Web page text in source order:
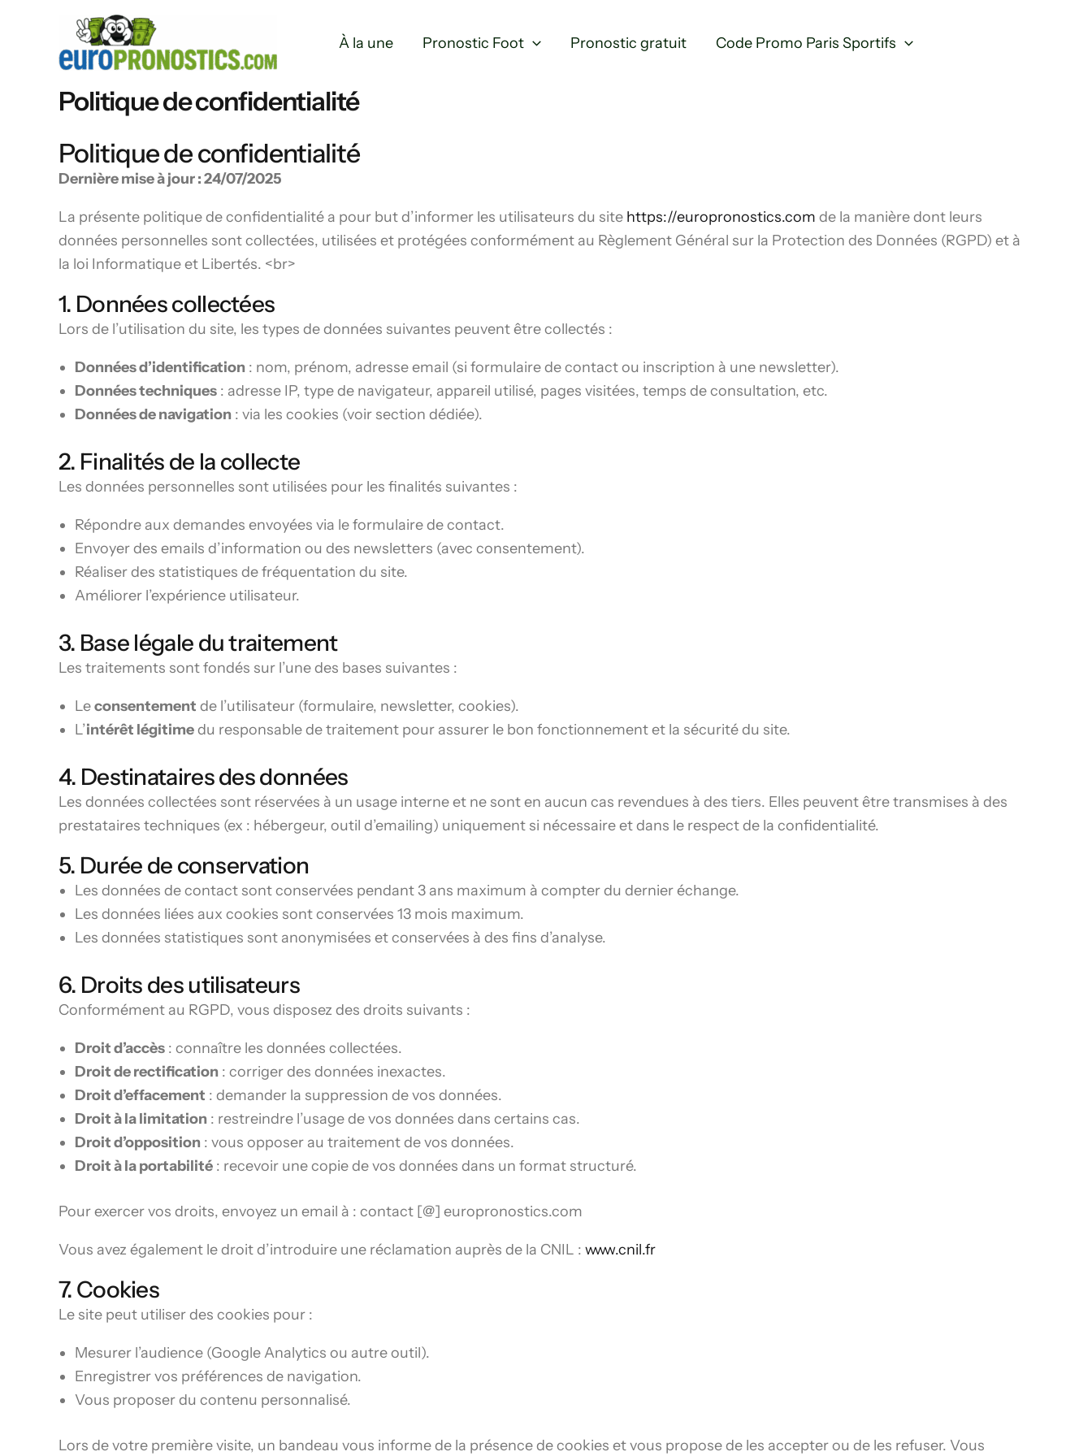
À la une Pronostic Foot Pronostic gratuit Code Promo Paris Sportifs
Politique de confidentialité
Politique de confidentialité
Dernière mise à jour : 24/07/2025
La présente politique de confidentialité a pour but d’informer les utilisateurs du site https://europronostics.com de la manière dont leurs
données personnelles sont collectées, utilisées et protégées conformément au Règlement Général sur la Protection des Données (RGPD) et à
la loi Informatique et Libertés. <br>
1. Données collectées
Lors de l’utilisation du site, les types de données suivantes peuvent être collectés :
Données d’identification : nom, prénom, adresse email (si formulaire de contact ou inscription à une newsletter).
Données techniques : adresse IP, type de navigateur, appareil utilisé, pages visitées, temps de consultation, etc.
Données de navigation : via les cookies (voir section dédiée).
2. Finalités de la collecte
Les données personnelles sont utilisées pour les finalités suivantes :
Répondre aux demandes envoyées via le formulaire de contact.
Envoyer des emails d’information ou des newsletters (avec consentement).
Réaliser des statistiques de fréquentation du site.
Améliorer l’expérience utilisateur.
3. Base légale du traitement
Les traitements sont fondés sur l’une des bases suivantes :
Leconsentement de l’utilisateur (formulaire, newsletter, cookies).
L’intérêt légitimedu responsable de traitement pour assurer le bon fonctionnement et la sécurité du site.
4. Destinataires des données
Les données collectées sont réservées à un usage interne et ne sont en aucun cas revendues à des tiers. Elles peuvent être transmises à des
prestataires techniques (ex : hébergeur, outil d’emailing) uniquement si nécessaire et dans le respect de la confidentialité.
5. Durée de conservation
Les données de contact sont conservées pendant 3 ans maximum à compter du dernier échange.
Les données liées aux cookies sont conservées 13 mois maximum.
Les données statistiques sont anonymisées et conservées à des fins d’analyse.
6. Droits des utilisateurs
Conformément au RGPD, vous disposez des droits suivants :
Droit d’accès : connaître les données collectées.
Droit de rectification : corriger des données inexactes.
Droit d’effacement : demander la suppression de vos données.
Droit à la limitation : restreindre l’usage de vos données dans certains cas.
Droit d’opposition : vous opposer au traitement de vos données.
Droit à la portabilité : recevoir une copie de vos données dans un format structuré.
Pour exercer vos droits, envoyez un email à : contact [@] europronostics.com
Vous avez également le droit d’introduire une réclamation auprès de la CNIL : www.cnil.fr
7. Cookies
Le site peut utiliser des cookies pour :
Mesurer l’audience (Google Analytics ou autre outil).
Enregistrer vos préférences de navigation.
Vous proposer du contenu personnalisé.
Lors de votre première visite, un bandeau vous informe de la présence de cookies et vous propose de les accepter ou de les refuser. Vous